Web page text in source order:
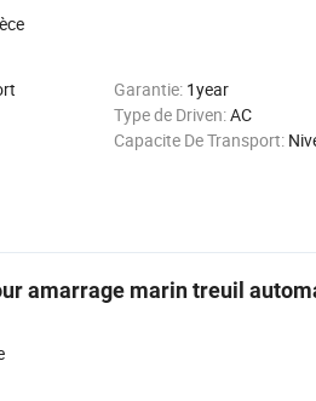
Garantie: 1year
Type de Driven:AC
Capacite De Transport:
amarrage marin treuil